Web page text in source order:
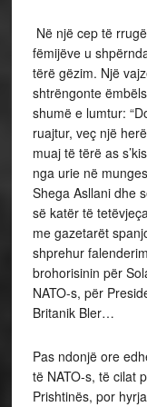
Në një cep të
fëmijëve u
tërë gëzim. Një
shtrëngonte
shumë e lumtur:
ruajtur, veç një
muaj të tërë as
nga urie në
Shega Asllani dhe
së katër të
me gazetarët
shprehur
brohorisinin për
NATO-s, për
Britanik Bler…
Pas ndonjë ore
të NATO-s, të cilat
Prishtinës, por